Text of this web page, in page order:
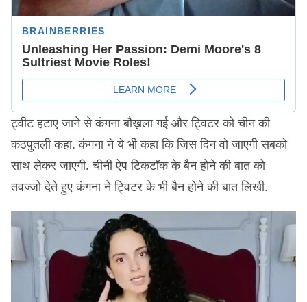
ट्वीट हटाए जाने से कंगना बौख़ला गई और ट्विटर को चीन की
कठपुतली कहा. कंगना ने ये भी कहा कि जिस दिन वो जाएगी सबको
साथ लेकर जाएगी. चीनी ऐप टिकटॉक के बैन होने की बात को
तवज्जो देते हुए कंगना ने ट्विटर के भी बैन होने की बात लिखी.